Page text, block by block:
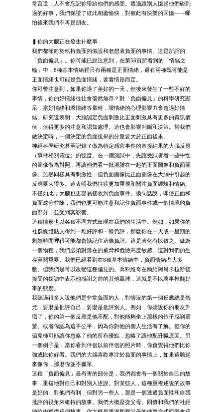
常言道，人不會忘記你帶給他們的感受。透過讓別人憶起他們碰到
過的好事，我們保證了彼此相處愉快，對彼此有快樂的回憶——哪
怕後來我們不再是朋友。
▍你的大腦正在發生什麼事
我們都傾向於執持負面的假設和老想著負面的事情。這是所謂的
「負面偏見」。你可能已經注意到，在第56頁所看到的「情緒之
輪」中，8種基本情緒裡只有兩種是正面情緒，還有兩種既可能是
正面情緒也可能是負面情緒，要看情形而定。
你可曾注意到，如果你過了美好的一天，但後來發生了一些不好的
事情，你的好情緒往往會蕩然無存？對「負面偏見」的科學研究顯
示，當好情緒和壞情緒等量時，壞情緒的心理影響力會超過好情
緒。研究還表明，大腦認定負面刺激比正面刺激具有更多的資訊價
值，值得更多的注意和認知處理。這也會影響判斷和決策。當我們
做決定時，一個決定的負面後果的分量要大於正面後果。
神經科學研究甚至記錄了做為特定感官事件的直接結果的大腦反應
（事件相關電位）的強度。在一個測試中，先讓受試者看一些中性
的圖像做為對照，再讓他們看一批混雜在一起的正面圖像和負面圖
像。雖然同樣具有刺激性，但負面圖像比正面圖像在大腦中引起的
反應要大得多。這表明我們往往更加重視和關注負面經驗和情緒。
不僅如此，大腦也更容易接收到負面事件。換句話說，即使正面和
負面成分並陳，我們也更可能注意和記住負面事件或一個情境的負
面部分，並受到其影響。
這種情形也以各種不同方式出現在我們的生活中。例如，如果你的
社群媒體貼文得到一堆好評和一條負評，那麼你在一天或一星期的
剩餘時間裡很可能都會惦記住這條負評。這是演化有以致之。做為
一個物種，我們必須對潛在的威脅和危險高度敏感，這對我們的生
存至關重要。我們已經看到在8種基本情緒中，負面情緒占大多
數。但我們是可以改變這種偏見的。喬科維奇在輸給阿爾卡拉斯後
接受的採訪中表示他感謝之前的其他贏球，這就是不以壞事推翻好
事的態度。
我聽過很多人說他們是非常負面的人，對情況的第一個反應總是怨
尤，要麼是批評自己，要麼是批評別人。例如，你聽說你的朋友升
職了，你的第一個反應是他不配，對他能夠坐上那樣的位子感到震
驚。或者你認為這不公平，因為你對他的個人生活有了解。但你的
偏見極可能讓你忽略了他的所有優點，忽略了讓他配升職原因。另
一個例子是，當你看到伴侶以前伴侶的照片時，你會覺得他們比你
強或比你好看。我們的大腦喜歡專注於負面的事情上，如果這聽起
來像你，那麼你並不孤單。
這種「負面偏見」最有害的部分是，我們都會有一個關於自己的故
事，重複地對自己和對別人述說。對某些人，這種重複述說的故事
是好的，對他們有利，但對另一些人，那是一個透過負面性和自我
批評的視角來維持的故事。我們大概是從父母、同儕和我們的社經